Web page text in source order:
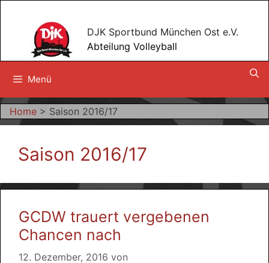
springen
DJK Sportbund München Ost e.V.
Abteilung Volleyball
Menü
Home > Saison 2016/17
Saison 2016/17
GCDW trauert vergebenen
Chancen nach
12. Dezember, 2016 von